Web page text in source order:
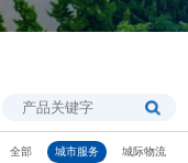
全部 城市服务 城际物流